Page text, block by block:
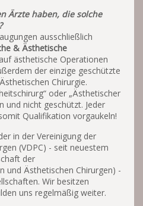
Ärzte haben, die solche
ausschließlich
& Ästhetische
ästhetische Operationen
der einzige geschützte
Chirurgie.
oder „Ästhetischer
und nicht geschützt. Jeder
Qualifikation vorgaukeln!
in der Vereinigung der
(VDPC) - seit neuestem
der
und Ästhetischen Chirurgen) -
Wir besitzen
uns regelmäßig weiter.